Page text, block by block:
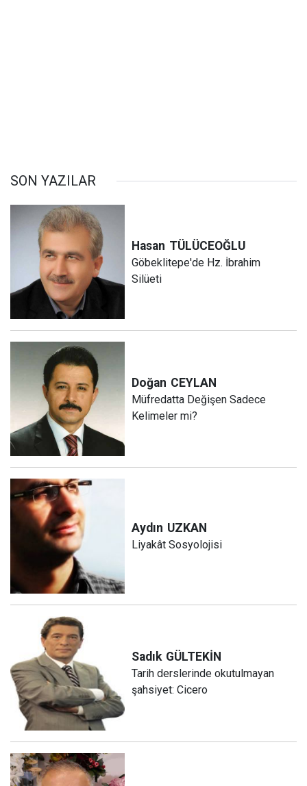
SON YAZILAR
Hasan TÜLÜCEOĞLU
Göbeklitepe'de Hz. İbrahim
Silüeti
Doğan CEYLAN
Müfredatta Değişen Sadece
Kelimeler mi?
Aydın UZKAN
Liyakât Sosyolojisi
Sadık GÜLTEKİN
Tarih derslerinde okutulmayan
şahsiyet: Cicero